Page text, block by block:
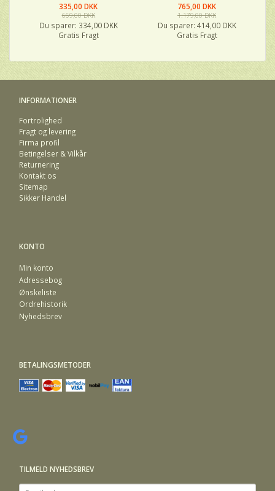
335,00 DKK
669,00 DKK
Du sparer: 334,00 DKK
Gratis Fragt
765,00 DKK
1.179,00 DKK
Du sparer: 414,00 DKK
Gratis Fragt
INFORMATIONER
Fortrolighed
Fragt og levering
Firma profil
Betingelser & Vilkår
Returnering
Kontakt os
Sitemap
Sikker Handel
KONTO
Min konto
Adressebog
Ønskeliste
Ordrehistorik
Nyhedsbrev
BETALINGSMETODER
TILMELD NYHEDSBREV
Email-